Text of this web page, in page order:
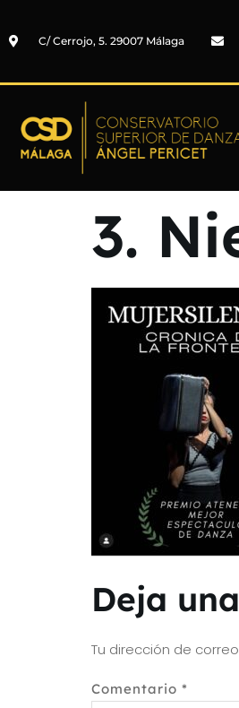
C/ Cerrojo, 5. 29007 Málaga
3.
Deja
Tu dirección de
Comentario *